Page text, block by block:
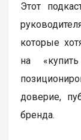
Этот
которые
на
доверие,
бренда.